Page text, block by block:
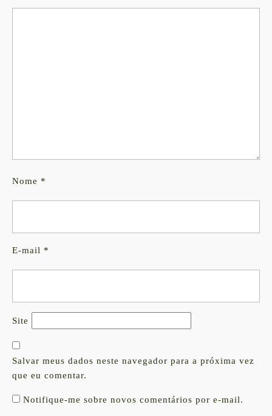
Nome *
E-mail *
Site
Salvar meus dados neste navegador para a próxima vez
que eu comentar.
Notifique-me sobre novos comentários por e-mail.